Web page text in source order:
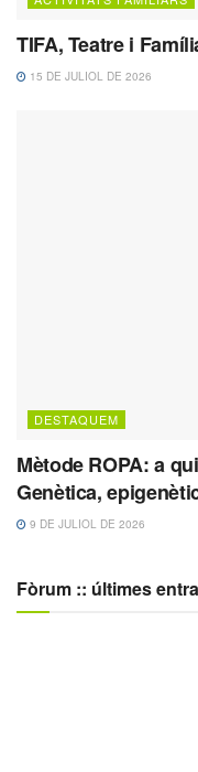
TIFA, Teatre i
15 DE JULIOL DE 2026
DESTAQUEM
Mètode ROPA: a
Genètica,
9 DE JULIOL DE 2026
Fòrum :: últimes